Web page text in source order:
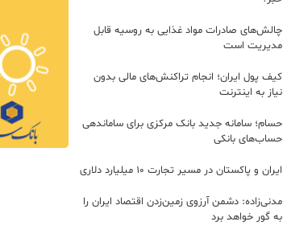
چالش‌های صادرات مواد غذایی به روسیه قابل
مدیریت است
کیف پول ایران؛ انجام تراکنش‌های مالی بدون
نیاز به اینترنت
حسام؛ سامانه جدید بانک مرکزی برای ساماندهی
حساب‌های بانکی
ایران و پاکستان در مسیر تجارت ۱۰ میلیارد دلاری
مدنی‌زاده: دشمن آرزوی زمین‌زدن اقتصاد ایران را
به گور خواهد برد